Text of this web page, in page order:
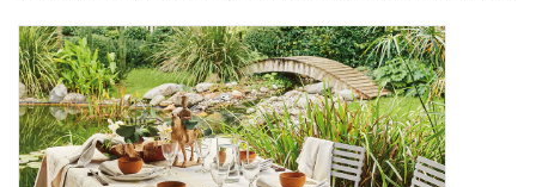
Freizeit-Hausanzüge
Badezimmer & Sauna
Haus-Bademäntel